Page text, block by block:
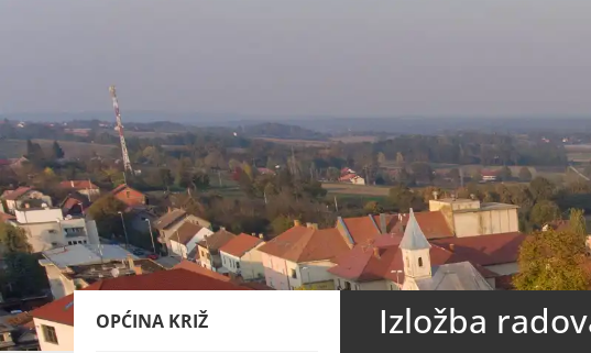
OPĆINA KRIŽ Izložba